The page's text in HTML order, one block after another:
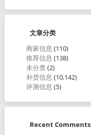
文章分类
商家信息 (110)
推荐信息 (138)
未分类(2)
补货信息 (10,142)
评测信息 (5)
Recent Comments